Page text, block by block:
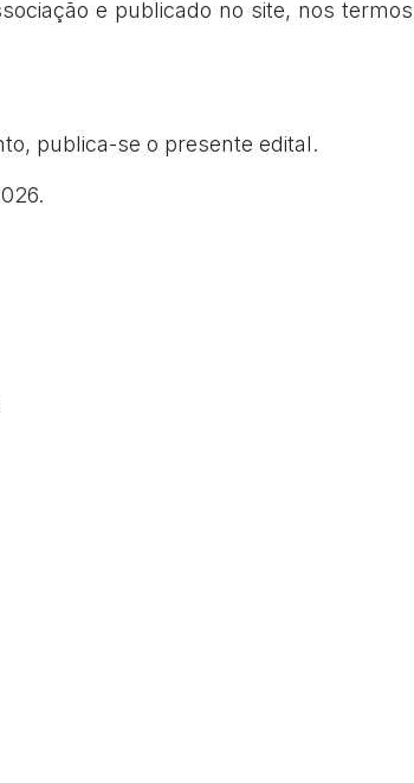
e publicado no site, nos termos
publica-se o presente edital.